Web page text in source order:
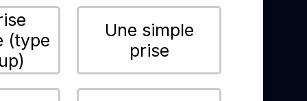
(type
Une simple
prise